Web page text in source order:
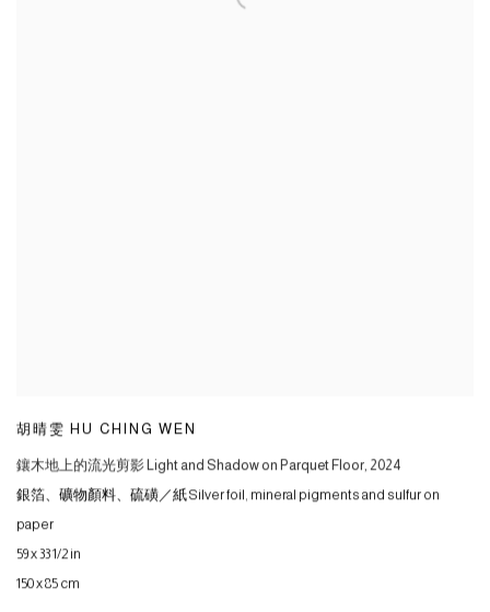
胡晴雯 HU CHING WEN
鑲木地上的流光剪影 Light and Shadow on Parquet Floor, 2024
銀箔、礦物顏料、硫磺／紙 Silver foil, mineral pigments and sulfur on
paper
59 x 33 1/2 in
150 x 85 cm